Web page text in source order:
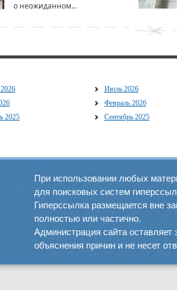
о неожиданном...
Июль 2026
Февраль 2026
2025
Сентябрь 2025
При использовании любых
для поисковых систем
Гиперссылка размещается вне
полностью или частично.
Администрация сайта оставляет
объяснения причин и не несет